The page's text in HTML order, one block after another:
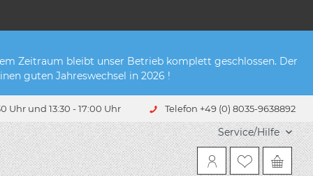
Zeitraum bleibt unser Betrieb komplett geschlossen. Der
guten Jahreswechsel in 2026 !
Uhr und 13:30 - 17:00 Uhr Telefon +49 (0) 8035-9638892
Service/Hilfe